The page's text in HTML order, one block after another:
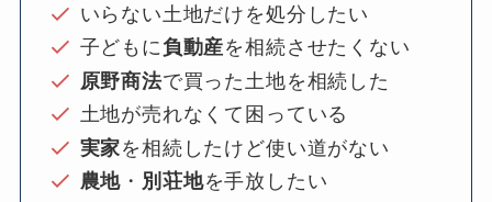
いらない土地だけを処分したい
子どもに負動産を相続させたくない
原野商法で買った土地を相続した
土地が売れなくて困っている
実家を相続したけど使い道がない
農地 ・ 別荘地を手放したい